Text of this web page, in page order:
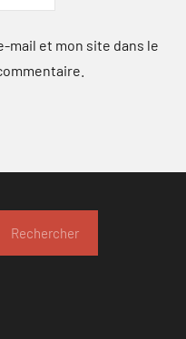
mail et mon site dans le
Rechercher